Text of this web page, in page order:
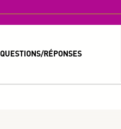
MOT DE PASSE OUBLIÉ ?
QUESTIONS/RÉPONSES